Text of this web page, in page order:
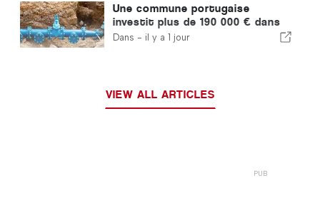
Une commune portugaise
investit plus de 190 000 € dans
l'approvisionnement en eau
Dans - il y a 1 jour
VIEW ALL ARTICLES